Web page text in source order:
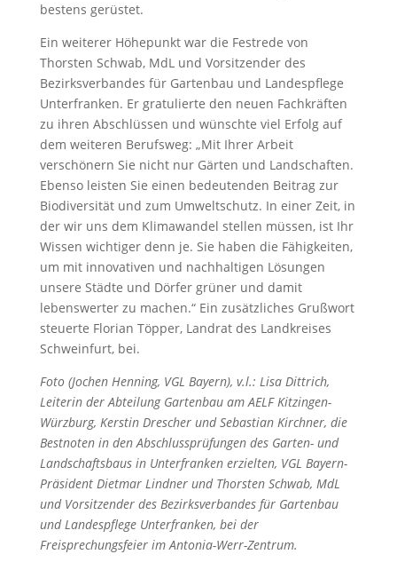
bestens gerüstet.
Ein weiterer Höhepunkt war die Festrede von
Thorsten Schwab, MdL und Vorsitzender des
Bezirksverbandes für Gartenbau und Landespflege
Unterfranken. Er gratulierte den neuen Fachkräften
zu ihren Abschlüssen und wünschte viel Erfolg auf
dem weiteren Berufsweg: „Mit Ihrer Arbeit
verschönern Sie nicht nur Gärten und Landschaften.
Ebenso leisten Sie einen bedeutenden Beitrag zur
Biodiversität und zum Umweltschutz. In einer Zeit, in
der wir uns dem Klimawandel stellen müssen, ist Ihr
Wissen wichtiger denn je. Sie haben die Fähigkeiten,
um mit innovativen und nachhaltigen Lösungen
unsere Städte und Dörfer grüner und damit
lebenswerter zu machen.“ Ein zusätzliches Grußwort
steuerte Florian Töpper, Landrat des Landkreises
Schweinfurt, bei.
Foto (Jochen Henning, VGL Bayern), v.l.: Lisa Dittrich,
Leiterin der Abteilung Gartenbau am AELF Kitzingen-
Würzburg, Kerstin Drescher und Sebastian Kirchner, die
Bestnoten in den Abschlussprüfungen des Garten- und
Landschaftsbaus in Unterfranken erzielten, VGL Bayern-
Präsident Dietmar Lindner und Thorsten Schwab, MdL
und Vorsitzender des Bezirksverbandes für Gartenbau
und Landespflege Unterfranken, bei der
Freisprechungsfeier im Antonia-Werr-Zentrum.